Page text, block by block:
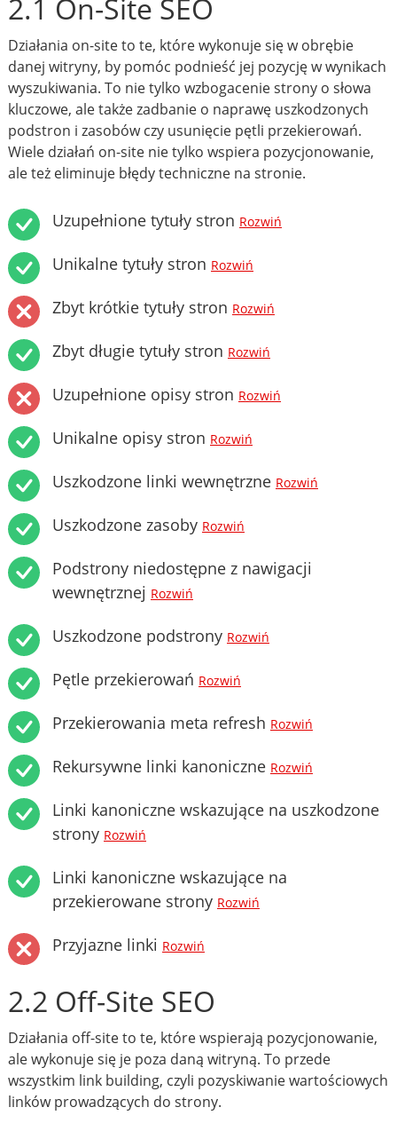
2.1 On-Site SEO
Działania on-site to te, które wykonuje się w obrębie
danej witryny, by pomóc podnieść jej pozycję w wynikach
wyszukiwania. To nie tylko wzbogacenie strony o słowa
kluczowe, ale także zadbanie o naprawę uszkodzonych
podstron i zasobów czy usunięcie pętli przekierowań.
Wiele działań on-site nie tylko wspiera pozycjonowanie,
ale też eliminuje błędy techniczne na stronie.
Uzupełnione tytuły stron Rozwiń
Unikalne tytuły stron Rozwiń
Zbyt krótkie tytuły stron Rozwiń
Zbyt długie tytuły stron Rozwiń
Uzupełnione opisy stron Rozwiń
Unikalne opisy stron Rozwiń
Uszkodzone linki wewnętrzne Rozwiń
Uszkodzone zasoby Rozwiń
Podstrony niedostępne z nawigacji
wewnętrznej Rozwiń
Uszkodzone podstrony Rozwiń
Pętle przekierowań Rozwiń
Przekierowania meta refresh Rozwiń
Rekursywne linki kanoniczne Rozwiń
Linki kanoniczne wskazujące na uszkodzone
strony Rozwiń
Linki kanoniczne wskazujące na
przekierowane strony Rozwiń
Przyjazne linki Rozwiń
2.2 Off-Site SEO
Działania off-site to te, które wspierają pozycjonowanie,
ale wykonuje się je poza daną witryną. To przede
wszystkim link building, czyli pozyskiwanie wartościowych
linków prowadzących do strony.